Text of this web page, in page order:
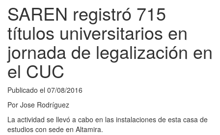
SAREN registró 715
títulos universitarios en
jornada de legalización en
el CUC
Publicado el 07/08/2016
Por Jose Rodríguez
La actividad se llevó a cabo en las instalaciones de esta casa de
estudios con sede en Altamira.